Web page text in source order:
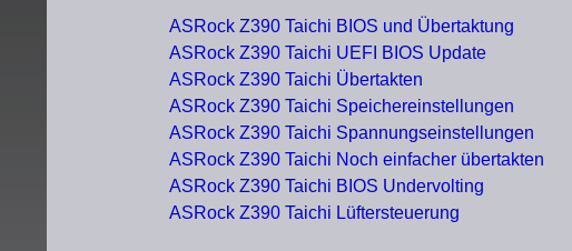
ASRock Z390 Taichi BIOS und Übertaktung
ASRock Z390 Taichi UEFI BIOS Update
ASRock Z390 Taichi Übertakten
ASRock Z390 Taichi Speichereinstellungen
ASRock Z390 Taichi Spannungseinstellungen
ASRock Z390 Taichi Noch einfacher übertakten
ASRock Z390 Taichi BIOS Undervolting
ASRock Z390 Taichi Lüftersteuerung